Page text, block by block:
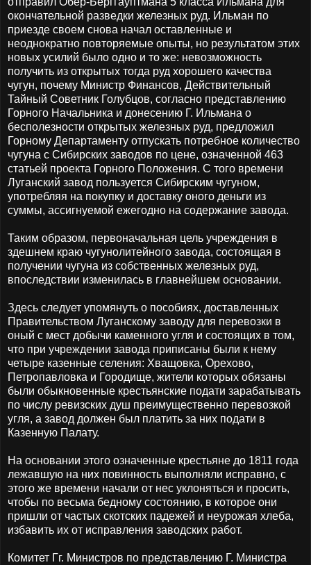
окончательной разведки железных руд. Ильман по
приезде своем снова начал оставленные и
неоднократно повторяемые опыты, но результатом этих
новых усилий было одно и то же: невозможность
получить из открытых тогда руд хорошего качества
чугун, почему Министр Финансов, Действительный
Тайный Советник Голубцов, согласно представлению
Горного Начальника и донесению Г. Ильмана о
бесполезности открытых железных руд, предложил
Горному Департаменту отпускать потребное количество
чугуна с Сибирских заводов по цене, означенной 463
статьей проекта Горного Положения. С того времени
Луганский завод пользуется Сибирским чугуном,
употребляя на покупку и доставку оного деньги из
суммы, ассигнуемой ежегодно на содержание завода.
Таким образом, первоначальная цель учреждения в
здешнем краю чугунолитейного завода, состоящая в
получении чугуна из собственных железных руд,
впоследствии изменилась в главнейшем основании.
Здесь следует упомянуть о пособиях, доставленных
Правительством Луганскому заводу для перевозки в
оный с мест добычи каменного угля и состоящих в том,
что при учреждении завода приписаны были к нему
четыре казенные селения: Хващовка, Орехово,
Петропавловка и Городище, жители которых обязаны
были обыкновенные крестьянские подати зарабатывать
по числу ревизских душ преимущественно перевозкой
угля, а завод должен был платить за них подати в
Казенную Палату.
На основании этого означенные крестьяне до 1811 года
лежавшую на них повинность выполняли исправно, с
этого же времени начали от нес уклоняться и просить,
чтобы по весьма бедному состоянию, в которое они
пришли от частых скотских падежей и неурожая хлеба,
избавить их от исправления заводских работ.
Комитет Гг. Министров по представлению Г. Министра